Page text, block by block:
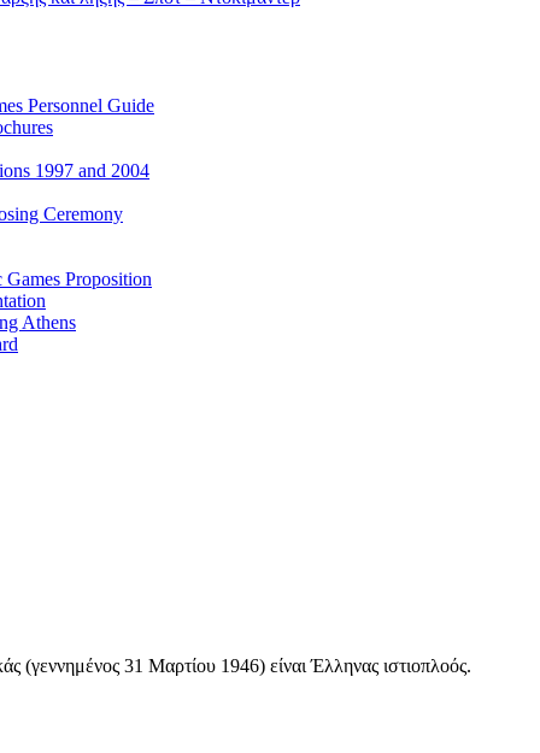
Personnel Guide
1997 and 2004
Ceremony
Games Proposition
Athens
31 Μαρτίου 1946) είναι Έλληνας ιστιοπλοός.